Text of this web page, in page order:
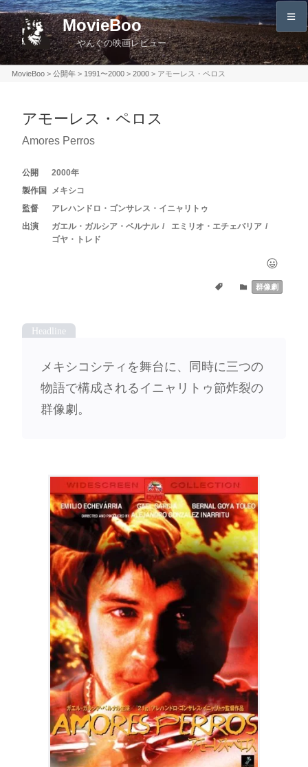
コ
ン
テ
ン
MovieBoo
やんぐの映画レビュー
MovieBoo> 公開年> 1991〜2000> 2000> アモーレス・ペロス
アモーレス・ペロス
Amores Perros
2000
メキシコ
アレハンドロ・ゴンサレス・イニャリトゥ
ガエル・ガルシア・ベルナル
エミリオ・エチェバリア
ゴヤ・トレド
群像劇
メキシコシティを舞台に、同時に三つの
物語で構成されるイニャリトゥ節炸裂の
群像劇。